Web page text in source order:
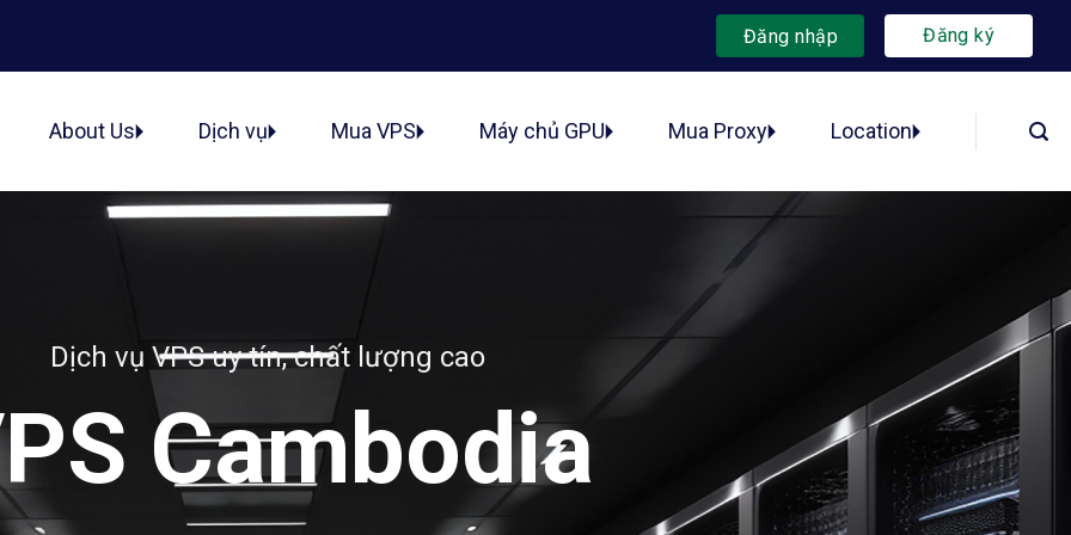
Đăng nhập Đăng ký
About Us Dịch vụ Mua VPS Máy chủ GPU Mua Proxy Location
Dịch vụ VPS uy tín, chất lượng cao
Cambodia